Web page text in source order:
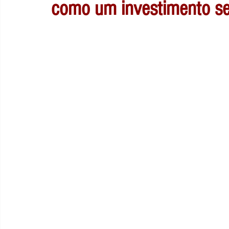
como um investimento